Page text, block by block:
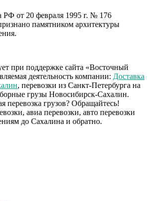
РФ от 20 февраля 1995 г. № 176
памятником архитектуры
при поддержке сайта «Восточный
деятельность компании: Доставка
, перевозки из Санкт-Петербурга на
грузы Новосибирск-Сахалин.
перевозка грузов? Обращайтесь!
авиа перевозки, авто перевозки
до Сахалина и обратно.